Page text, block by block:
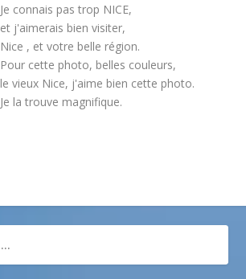
Je connais pas trop NICE,
et j'aimerais bien visiter,
Nice , et votre belle région.
Pour cette photo, belles couleurs,
le vieux Nice, j'aime bien cette photo.
Je la trouve magnifique.